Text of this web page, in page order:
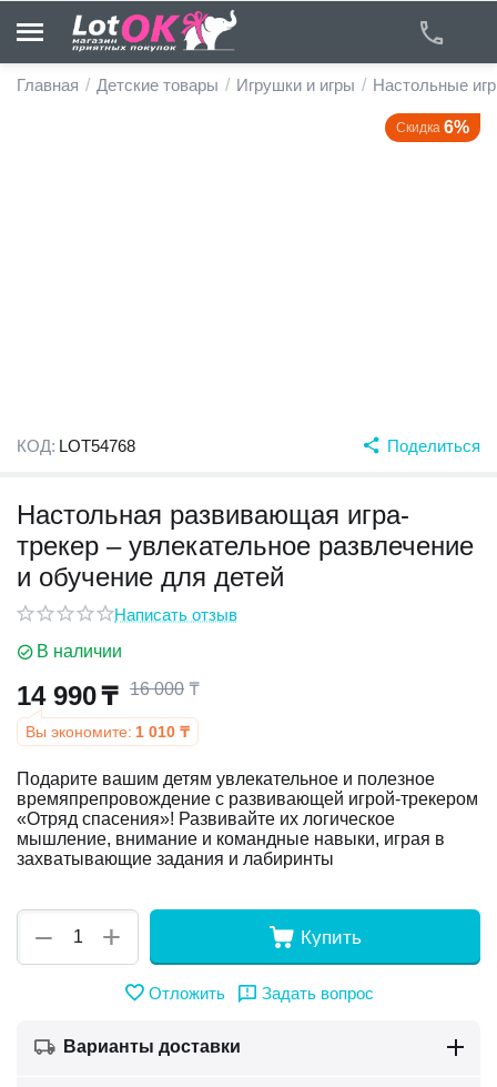
Главная / Детские товары / Игрушки и игры / Настольные
Скидка 6%
КОД: LOT54768 Поделиться
Настольная развивающая игра-
трекер – увлекательное развлечение
и обучение для детей
Написать отзыв
В наличии
14 990₸ 16 000 ₸
Вы экономите: 1 010 ₸
Подарите вашим детям увлекательное и полезное
времяпрепровождение с развивающей игрой-трекером
«Отряд спасения»! Развивайте их логическое
мышление, внимание и командные навыки, играя в
захватывающие задания и лабиринты
+
− Купить
Отложить Задать вопрос
Варианты доставки